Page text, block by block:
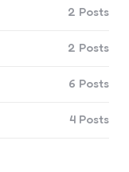
2 Posts
2 Posts
6 Posts
4 Posts